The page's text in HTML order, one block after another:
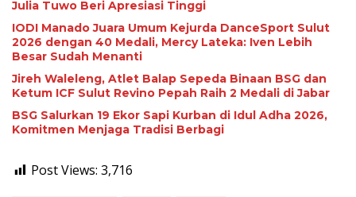
Julia Tuwo Beri Apresiasi Tinggi
IODI Manado Juara Umum Kejurda DanceSport Sulut
2026 dengan 40 Medali, Mercy Lateka: Iven Lebih
Besar Sudah Menanti
Jireh Waleleng, Atlet Balap Sepeda Binaan BSG dan
Ketum ICF Sulut Revino Pepah Raih 2 Medali di Jabar
BSG Salurkan 19 Ekor Sapi Kurban di Idul Adha 2026,
Komitmen Menjaga Tradisi Berbagi
Post Views: 3,716